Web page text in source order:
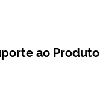
ao Produto